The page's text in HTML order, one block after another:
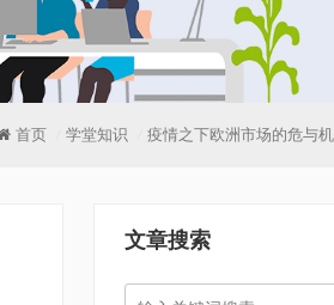
首页 学堂知识 疫情之下欧洲市场的危与
文章搜索